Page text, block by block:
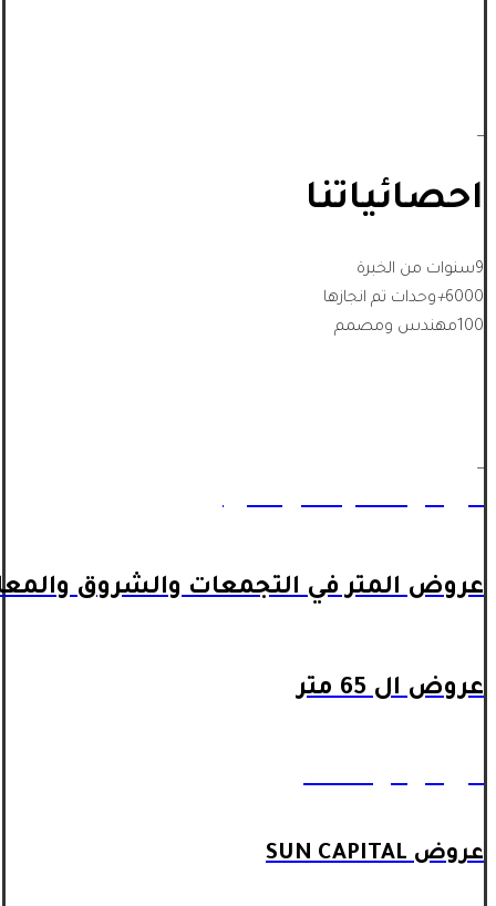
_
احصائياتنا
9سنوات من الخبرة
6000
+وحدات تم انجازها
100 مهندس ومصمم
_
عروض المتر داخل اكتوبر
عروض المتر في التجمعات والشروق
عروض ال 65 متر
عروض ال 90 متر
عروض SUN CAPITAL